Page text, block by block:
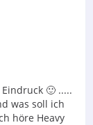
🙂 .....
was soll ich
höre Heavy